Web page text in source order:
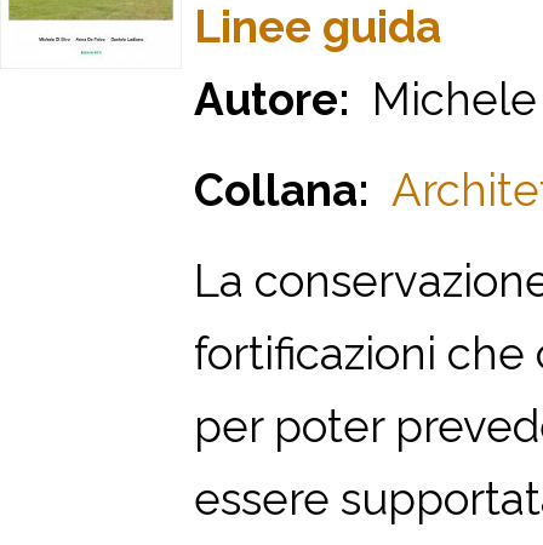
Linee guida
Autore: Michele
Collana:
La
fortificazioni
per poter
essere